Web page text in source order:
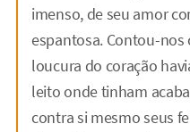
imenso, de seu amor
espantosa. Contou-
loucura do coração
leito onde tinham
contra si mesmo seus